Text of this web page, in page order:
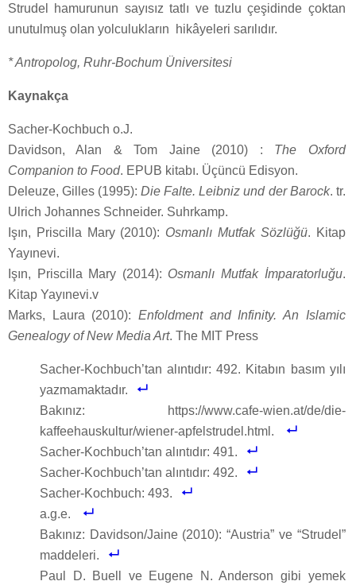
Strudel hamurunun sayısız tatlı ve tuzlu çeşidinde çoktan
unutulmuş olan yolculukların
hikâyeleri sarılıdır.
* Antropolog, Ruhr-Bochum Üniversitesi
Kaynakça
Sacher-Kochbuch o.J.
Davidson, Alan & Tom Jaine (2010) : The Oxford
Companion to Food. EPUB kitabı. Üçüncü Edisyon.
Deleuze, Gilles (1995):Die Falte. Leibniz und der Barock. tr.
Ulrich Johannes Schneider. Suhrkamp.
Işın, Priscilla Mary (2010): Osmanlı Mutfak Sözlüğü. Kitap
Yayınevi.
Işın, Priscilla Mary (2014): Osmanlı Mutfak İmparatorluğu.
Kitap Yayınevi.v
Marks, Laura (2010): Enfoldment and Infinity. An Islamic
Genealogy of New Media Art. The MIT Press
Sacher-Kochbuch’tan alıntıdır: 492. Kitabın basım yılı
yazmamaktadır.
Bakınız:
https://www.cafe-wien.at/de/die-
kaffeehauskultur/wiener-apfelstrudel.html .
Sacher-Kochbuch’tan alıntıdır: 491.
Sacher-Kochbuch’tan alıntıdır: 492.
Sacher-Kochbuch: 493.
a.g.e.
Bakınız: Davidson/Jaine (2010): “Austria” ve “Strudel”
maddeleri.
Paul D. Buell ve Eugene N. Anderson gibi yemek